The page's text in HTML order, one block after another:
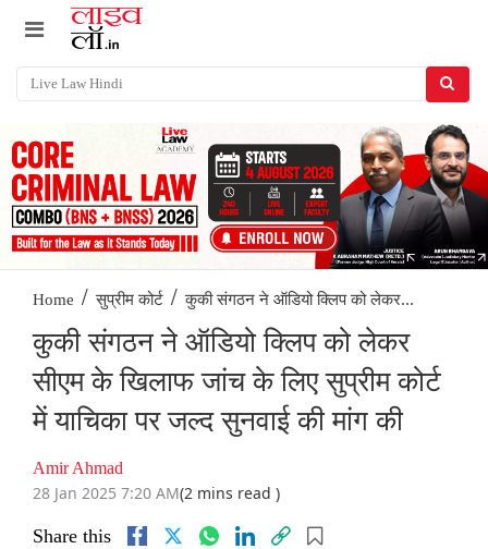
Home / सुप्रीम कोर्ट / कुकी संगठन ने ऑडियो क्लिप को लेकर...
कुकी संगठन ने ऑडियो क्लिप को लेकर
सीएम के खिलाफ जांच के लिए सुप्रीम कोर्ट
में याचिका पर जल्द सुनवाई की मांग की
Amir Ahmad
28 Jan 2025 7:20 AM(2 mins read )
Share this